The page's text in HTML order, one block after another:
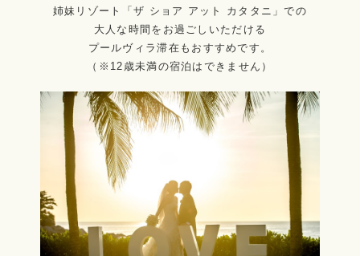
姉妹リゾート「ザ ショア アット カタタニ」での
大人な時間をお過ごしいただける
プールヴィラ滞在もおすすめです。
（※12歳未満の宿泊はできません）